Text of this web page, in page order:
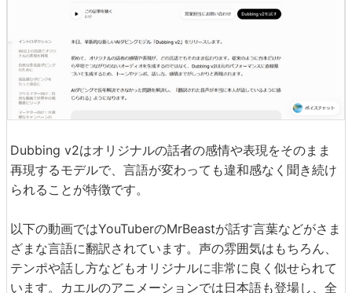
Dubbing v2はオリジナルの話者の感情や表現をそのまま
再現するモデルで、言語が変わっても違和感なく聞き続け
られることが特徴です。
以下の動画ではYouTuberのMrBeastが話す言葉などがさま
ざまな言語に翻訳されています。声の雰囲気はもちろん、
テンポや話し方などもオリジナルに非常に良く似せられて
います。カエルのアニメーションでは日本語も登場し、全